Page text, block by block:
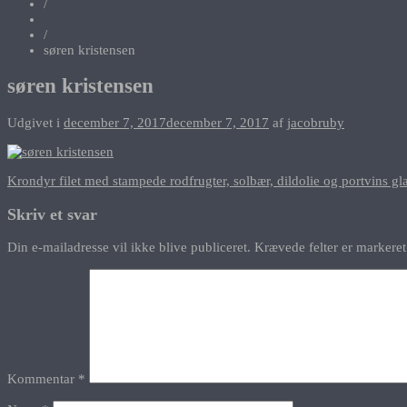
/
/
søren kristensen
søren kristensen
Udgivet i december 7, 2017december 7, 2017 af jacobruby
Indlægsnavigation
Krondyr filet med stampede rodfrugter, solbær, dildolie og portvins
Skriv et svar
Din e-mailadresse vil ikke blive publiceret. Krævede felter er
Kommentar *